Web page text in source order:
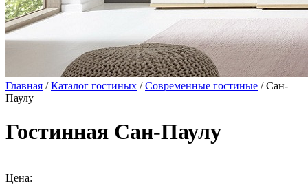
Главная /Каталог гостиных /Современные гостиные / Сан-
Паулу
Гостинная Сан-Паулу
Цена: